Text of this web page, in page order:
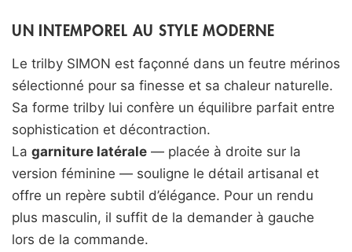
UN INTEMPOREL AU STYLE MODERNE
Le trilby SIMON est façonné dans un feutre mérinos
sélectionné pour sa finesse et sa chaleur naturelle.
Sa forme trilby lui confère un équilibre parfait entre
sophistication et décontraction.
La garniture latérale — placée à droite sur la
version féminine — souligne le détail artisanal et
offre un repère subtil d’élégance. Pour un rendu
plus masculin, il suffit de la demander à gauche
lors de la commande.